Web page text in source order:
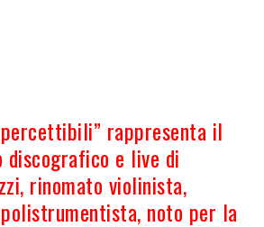
rappresenta il
discografico e live di
rinomato violinista,
noto per la